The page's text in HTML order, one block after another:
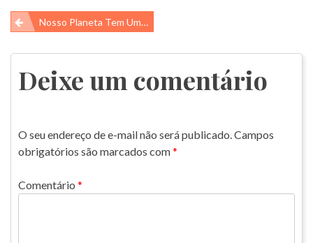
Navegação
de
Post
Nosso Planeta Tem Uma Solução Engenhosamente Projetada Para A Crise Global Da Água: As Árvores!!!
Deixe um comentário
O seu endereço de e-mail não será publicado.Campos
obrigatórios são marcados com*
Comentário *